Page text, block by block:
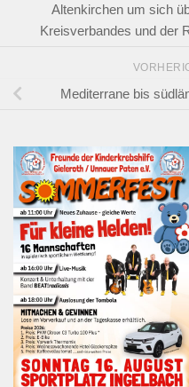
Altenkirchen um sich
Kreisverbandes und der
Mediterrane bis